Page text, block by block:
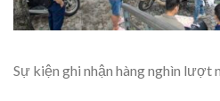
Sự kiện ghi nhận hàng nghìn lượt